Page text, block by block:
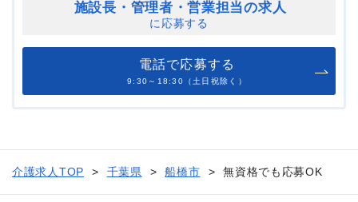
施設長・管理者・営業担当の求人
に応募する
電話で応募する
9:30～18:30（土日祝除く）
介護求人TOP 千葉県 船橋市 無資格でも応募OK